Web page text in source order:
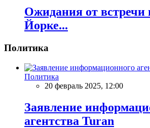
Ожидания от
Йорке...
Политика
Политика
20 февраль 2025, 12:00
Заявление
агентства Turan